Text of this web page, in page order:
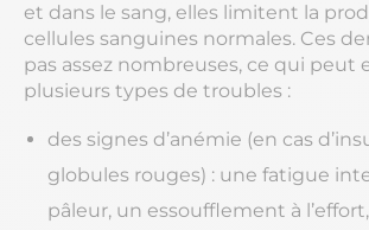
et dans le sang, elles limitent la
cellules sanguines normales. Ces
pas assez nombreuses, ce qui peut
plusieurs types de troubles :
des signes d’anémie (en cas
globules rouges) : une fatigue
pâleur, un essoufflement à